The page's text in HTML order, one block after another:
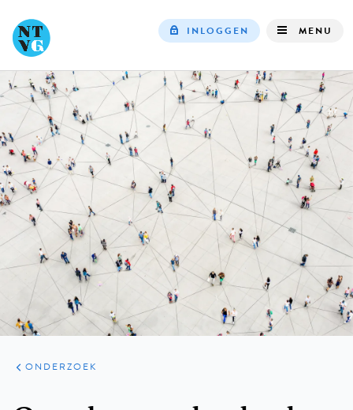
navigation
INLOGGEN MENU
ARTIKELEN
ONDERZOEK
ONDERZOEK